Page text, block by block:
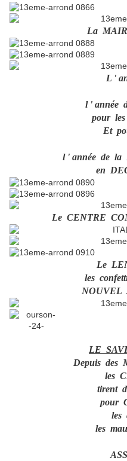
La
L '
l ' année
pour
Et
l ' année de
en
Le CENTRE
Le
les
NOUVEL
LE
Depuis des
les
tirent
pour
les
les